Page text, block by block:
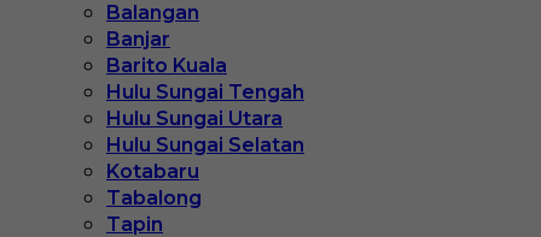
Balangan
Banjar
Barito Kuala
Hulu Sungai Tengah
Hulu Sungai Utara
Hulu Sungai Selatan
Kotabaru
Tabalong
Tapin